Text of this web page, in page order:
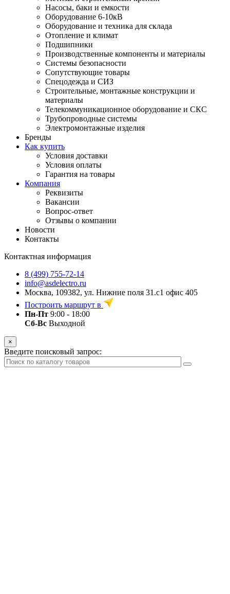
Насосы, баки и емкости
Оборудование 6-10кВ
Оборудование и техника для склада
Отопление и климат
Подшипники
Производственные компоненты и материалы
Системы безопасности
Сопутствующие товары
Спецодежда и СИЗ
Строительные, монтажные конструкции и
материалы
Телекоммуникационное оборудование и СКС
Трубопроводные системы
Электромонтажные изделия
Бренды
Как купить
Условия доставки
Условия оплаты
Гарантия на товары
Компания
Реквизиты
Вакансии
Вопрос-ответ
Отзывы о компании
Новости
Контакты
Контактная информация
8 (499) 755-72-14
info@asdelectro.ru
Москва, 109382, ул. Нижние поля 31.с1 офис 405
Построить маршрут в
Пн-Пт 9:00 - 18:00
Сб-Вс Выходной
×
Введите поисковый запрос: